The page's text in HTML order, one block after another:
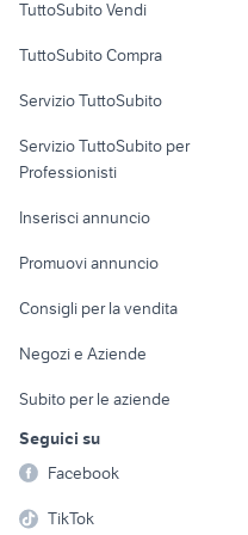
Informatica
Console e
Fotografia
Telefonia
TuttoSubito Vendi
TuttoSubito Compra
Servizio TuttoSubito
Servizio TuttoSubito per
Professionisti
Inserisci annuncio
Promuovi annuncio
Consigli per la vendita
Negozi e Aziende
Subito per le aziende
Seguici su
Facebook
TikTok